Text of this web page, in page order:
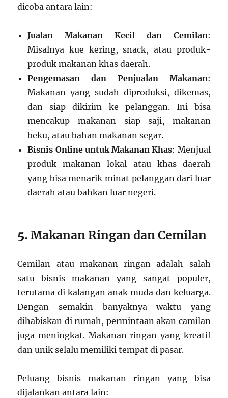
dicoba antara lain:
Jualan Makanan Kecil dan Cemilan:
Misalnya kue kering, snack, atau produk-
produk makanan khas daerah.
Pengemasan dan Penjualan Makanan:
Makanan yang sudah diproduksi, dikemas,
dan siap dikirim ke pelanggan. Ini bisa
mencakup makanan siap saji, makanan
beku, atau bahan makanan segar.
Bisnis Online untuk Makanan Khas: Menjual
produk makanan lokal atau khas daerah
yang bisa menarik minat pelanggan dari luar
daerah atau bahkan luar negeri.
5.Makanan Ringan dan Cemilan
Cemilan atau makanan ringan adalah salah
satu bisnis makanan yang sangat populer,
terutama di kalangan anak muda dan keluarga.
Dengan semakin banyaknya waktu yang
dihabiskan di rumah, permintaan akan camilan
juga meningkat. Makanan ringan yang kreatif
dan unik selalu memiliki tempat di pasar.
Peluang bisnis makanan ringan yang bisa
dijalankan antara lain: